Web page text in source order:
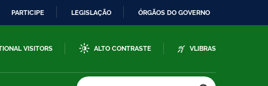
PARTICIPE LEGISLAÇÃO ÓRGÃOS DO GOVERNO
VISITORS ALTO CONTRASTE VLIBRAS